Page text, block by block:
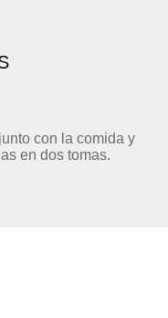
con la comida y
en dos tomas.